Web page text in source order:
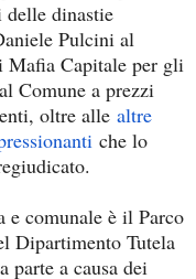
delle dinastie
Pulcini al
Mafia Capitale per gli
Comune a prezzi
oltre alle altre
che lo
e comunale è il Parco
Dipartimento Tutela
parte a causa dei